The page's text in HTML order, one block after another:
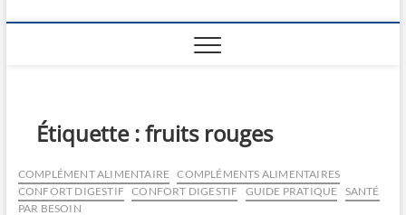
Étiquette :fruits rouges
COMPLÉMENT ALIMENTAIRE COMPLÉMENTS ALIMENTAIRES
CONFORT DIGESTIF CONFORT DIGESTIF GUIDE PRATIQUE SANTÉ
PAR BESOIN